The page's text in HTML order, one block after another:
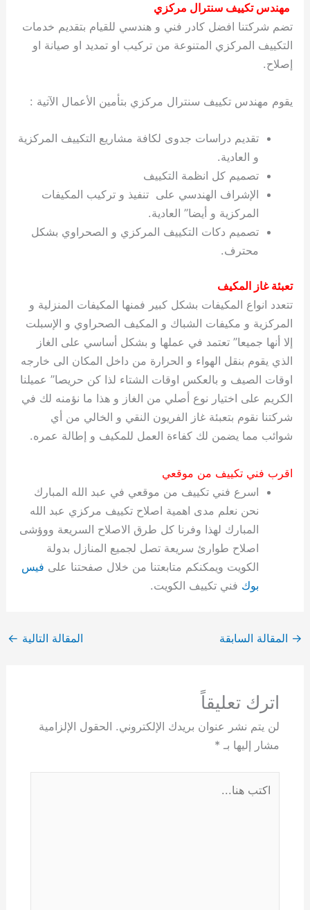
مهندس تكييف سنترال مركزي
تضم شركتنا افضل كادر فني و هندسي للقيام بتقديم خدمات
التكييف المركزي المتنوعة من تركيب او تمديد او صيانة او
إصلاح.
يقوم مهندس تكييف سنترال مركزي بتأمين الأعمال الآتية :
تقديم دراسات جدوى لكافة مشاريع التكييف المركزية
و العادية.
تصميم كل انظمة التكييف
الإشراف الهندسي على تنفيذ و تركيب المكيفات
المركزية و أيضا” العادية.
تصميم دكات التكييف المركزي و الصحراوي بشكل
محترف.
تعبئة غاز المكيف
تتعدد انواع المكيفات بشكل كبير فمنها المكيفات المنزلية و
المركزية و مكيفات الشباك و المكيف الصحراوي و الإسبلت
إلا أنها جميعا” تعتمد في عملها و بشكل أساسي على الغاز
الذي يقوم بنقل الهواء و الحرارة من داخل المكان الى خارجه
اوقات الصيف و بالعكس اوقات الشتاء لذا كن حريصا” عميلنا
الكريم على اختيار نوع أصلي من الغاز و هذا ما نؤمنه لك في
شركتنا نقوم بتعبئة غاز الفريون النقي و الخالي من أي
شوائب مما يضمن لك كفاءة العمل للمكيف و إطالة عمره.
اقرب فني تكييف من موقعي
اسرع فني تكييف من موقعي في عبد الله المبارك
نحن نعلم مدى اهمية اصلاح تكييف مركزي عبد الله
المبارك لهذا وفرنا كل طرق الاصلاح السريعة ووؤشى
اصلاح طوارئ سريعة تصل لجميع المنازل بدولة
الكويت ويمكنكم متابعتنا من خلال صفحتنا على فيس
بوك فني تكييف الكويت.
→ المقالة السابقة المقالة التالية ←
اترك تعليقاً
لن يتم نشر عنوان بريدك الإلكتروني. الحقول الإلزامية
مشار إليها بـ *